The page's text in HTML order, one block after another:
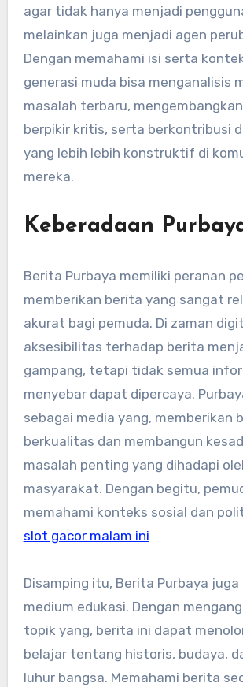
agar tidak hanya menjadi
melainkan juga menjadi agen
Dengan memahami isi serta
generasi muda bisa menganalisis
masalah terbaru,
berpikir kritis, serta berkontribusi
yang lebih lebih konstruktif di
mereka.
Keberadaan
Berita Purbaya memiliki peranan
memberikan berita yang sangat
akurat bagi pemuda. Di zaman
aksesibilitas terhadap berita
gampang, tetapi tidak semua
menyebar dapat dipercaya.
sebagai media yang, memberikan
berkualitas dan membangun
masalah penting yang dihadapi
masyarakat. Dengan begitu,
memahami konteks sosial dan
slot gacor malam ini
Disamping itu, Berita Purbaya juga
medium edukasi. Dengan
topik yang, berita ini dapat
belajar tentang historis, budaya,
luhur bangsa. Memahami berita